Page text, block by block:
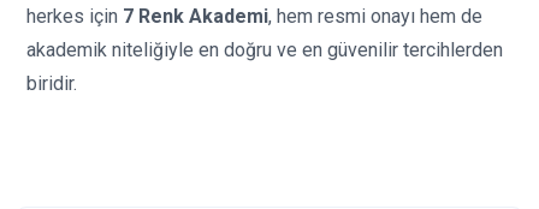
herkes için 7 Renk Akademi, hem resmi onayı hem de
akademik niteliğiyle en doğru ve en güvenilir tercihlerden
biridir.